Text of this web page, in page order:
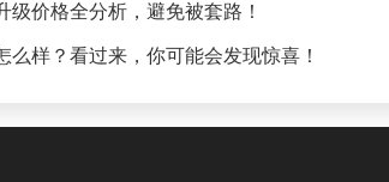
级价格全分析，避免被套路！
样？看过来，你可能会发现惊喜！